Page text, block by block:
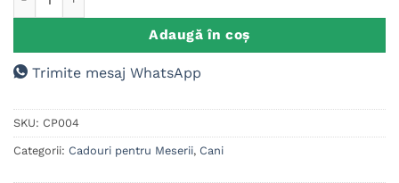
Adaugă în coș
Trimite mesaj WhatsApp
SKU: CP004
Categorii: Cadouri pentru Meserii, Cani